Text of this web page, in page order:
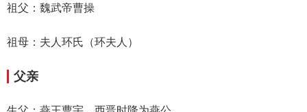
祖父：魏武帝曹操
祖母：夫人环氏（环夫人）
父亲